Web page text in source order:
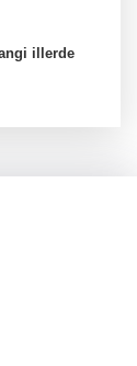
illerde
bir gemisini